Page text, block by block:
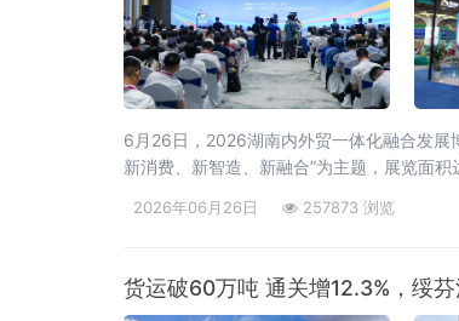
6月26日，2026湖南内外贸一体化融合发
新消费、新智造、新融合”为主题，展览面
2026年06月26日 257873 浏览
货运破60万吨 通关增12.3%，绥